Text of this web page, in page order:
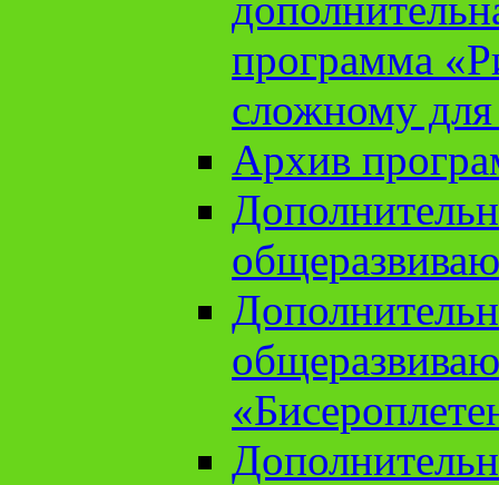
программа
сложному
Архив